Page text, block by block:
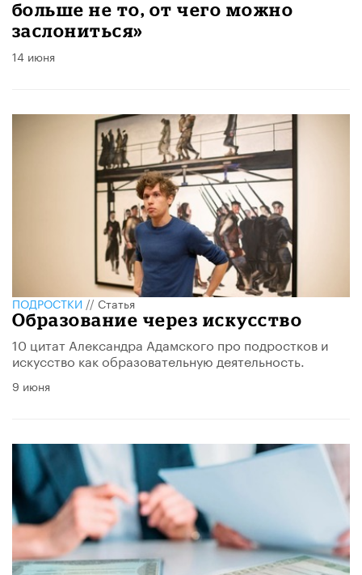
больше не то, от чего можно
заслониться»
14 июня
ПОДРОСТКИ//Статья
Образование через искусство
10 цитат Александра Адамского про подростков и
искусство как образовательную деятельность.
9 июня